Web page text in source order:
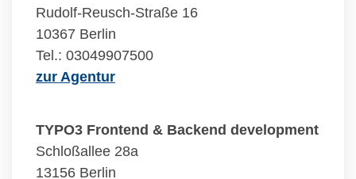
Rudolf-Reusch-Straße 16
10367 Berlin
Tel.: 03049907500
zur Agentur
TYPO3 Frontend & Backend development
Schloßallee 28a
13156 Berlin